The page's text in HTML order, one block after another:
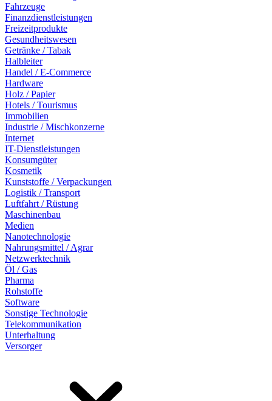
Fahrzeuge
Finanzdienstleistungen
Freizeitprodukte
Gesundheitswesen
Getränke / Tabak
Halbleiter
Handel / E-Commerce
Hardware
Holz / Papier
Hotels / Tourismus
Immobilien
Industrie / Mischkonzerne
Internet
IT-Dienstleistungen
Konsumgüter
Kosmetik
Kunststoffe / Verpackungen
Logistik / Transport
Luftfahrt / Rüstung
Maschinenbau
Medien
Nanotechnologie
Nahrungsmittel / Agrar
Netzwerktechnik
Öl / Gas
Pharma
Rohstoffe
Software
Sonstige Technologie
Telekommunikation
Unterhaltung
Versorger